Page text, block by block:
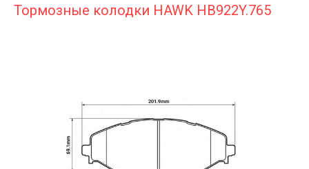
Тормозные колодки HAWK HB922Y.765